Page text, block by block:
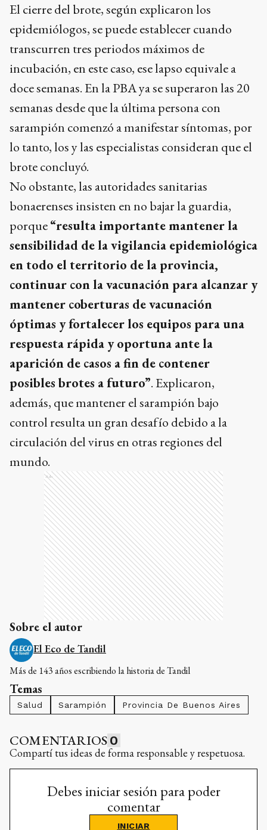
El cierre del brote, según explicaron los
epidemiólogos, se puede establecer cuando
transcurren tres periodos máximos de
incubación, en este caso, ese lapso equivale a
doce semanas. En la PBA ya se superaron las 20
semanas desde que la última persona con
sarampión comenzó a manifestar síntomas, por
lo tanto, los y las especialistas consideran que el
brote concluyó.
No obstante, las autoridades sanitarias
bonaerenses insisten en no bajar la guardia,
porque“resulta importante mantener la
sensibilidad de la vigilancia epidemiológica
en todo el territorio de la provincia,
continuar con la vacunación para alcanzar y
mantener coberturas de vacunación
óptimas y fortalecer los equipos para una
respuesta rápida y oportuna ante la
aparición de casos a fin de contener
posibles brotes a futuro”. Explicaron,
además, que mantener el sarampión bajo
control resulta un gran desafío debido a la
circulación del virus en otras regiones del
mundo.
Ads
Sobre el autor
El Eco de Tandil
Más de 143 años escribiendo la historia de Tandil
Temas
Salud Sarampión Provincia De Buenos Aires
COMENTARIOS 0
Compartí tus ideas de forma responsable y respetuosa.
Debes iniciar sesión para poder
comentar
INICIAR